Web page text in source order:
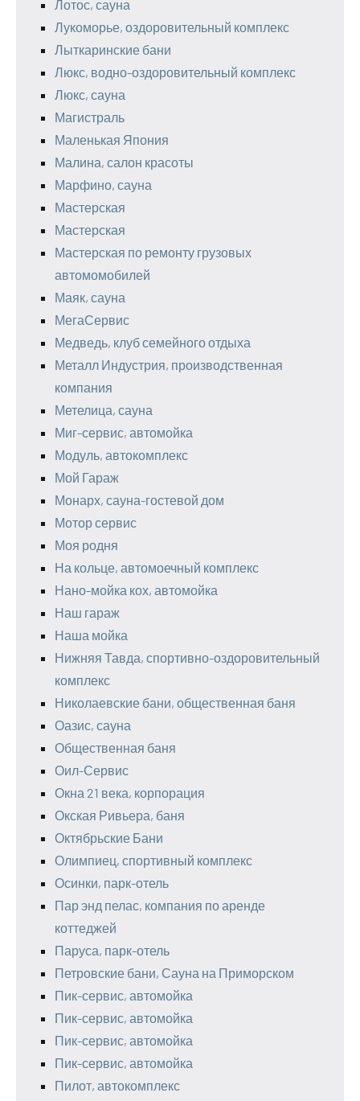
Лотос, сауна
Лукоморье, оздоровительный комплекс
Лыткаринские бани
Люкс, водно-оздоровительный комплекс
Люкс, сауна
Магистраль
Маленькая Япония
Малина, салон красоты
Марфино, сауна
Мастерская
Мастерская
Мастерская по ремонту грузовых
автомомобилей
Маяк, сауна
МегаСервис
Медведь, клуб семейного отдыха
Металл Индустрия, производственная
компания
Метелица, сауна
Миг-сервис, автомойка
Модуль, автокомплекс
Мой Гараж
Монарх, сауна-гостевой дом
Мотор сервис
Моя родня
На кольце, автомоечный комплекс
Нано-мойка кох, автомойка
Наш гараж
Наша мойка
Нижняя Тавда, спортивно-оздоровительный
комплекс
Николаевские бани, общественная баня
Оазис, сауна
Общественная баня
Оил-Сервис
Окна 21 века, корпорация
Окская Ривьера, баня
Октябрьские Бани
Олимпиец, спортивный комплекс
Осинки, парк-отель
Пар энд пелас, компания по аренде
коттеджей
Паруса, парк-отель
Петровские бани, Сауна на Приморском
Пик-сервис, автомойка
Пик-сервис, автомойка
Пик-сервис, автомойка
Пик-сервис, автомойка
Пилот, автокомплекс